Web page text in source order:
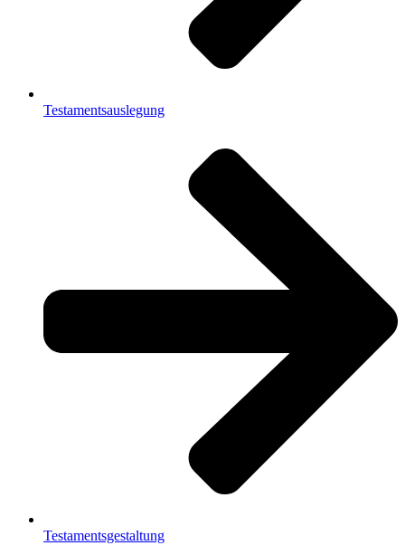
Testamentsauslegung
Testamentsgestaltung